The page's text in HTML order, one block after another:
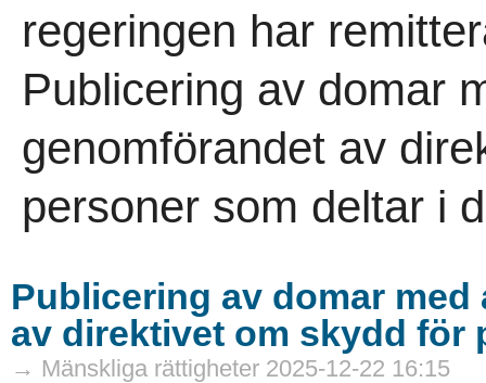
regeringen har
Publicering av domar
genomförandet av
personer som deltar i
Publicering av domar
av direktivet om skydd för
→ Mänskliga rättigheter 2025-12-22 16:15